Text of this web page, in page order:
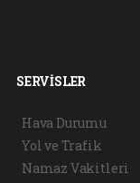
SERVİSLER
Hava Durumu
Yol ve Trafik
Namaz Vakitleri